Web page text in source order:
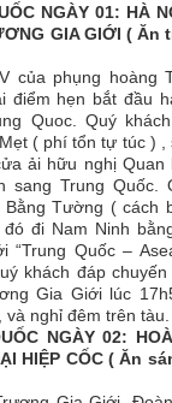
NGÀY 01: HÀ
GIA GIỚI ( Ăn
của phụng hoàng
điểm hẹn bắt đầu
Quoc. Quý
( phí tổn tự túc ) ,
ải hữu nghị Quan
sang Trung Quốc.
Tường ( cách
đi Nam Ninh
Quốc –
khách đáp chuyến
Gia Giới lúc
nghỉ đêm trên tàu.
NGÀY 02:
HIỆP CỐC ( Ăn